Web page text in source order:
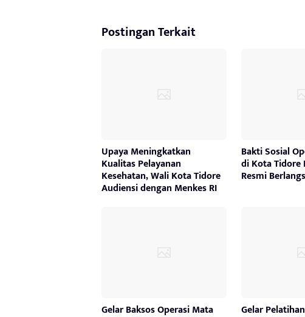
Postingan Terkait
Upaya Meningkatkan
Kualitas Pelayanan
Kesehatan, Wali Kota Tidore
Audiensi dengan Menkes RI
Bakti Sosial
di Kota Tidore
Resmi
Gelar Baksos Operasi Mata Gelar